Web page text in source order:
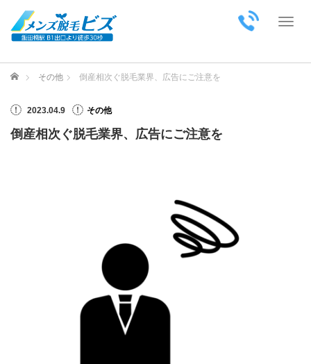
ホーム その他 倒産相次ぐ脱毛業界、広告にご注意を
2023.04.9 その他
倒産相次ぐ脱毛業界、広告にご注意を